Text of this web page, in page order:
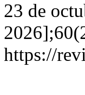
23 de
https://